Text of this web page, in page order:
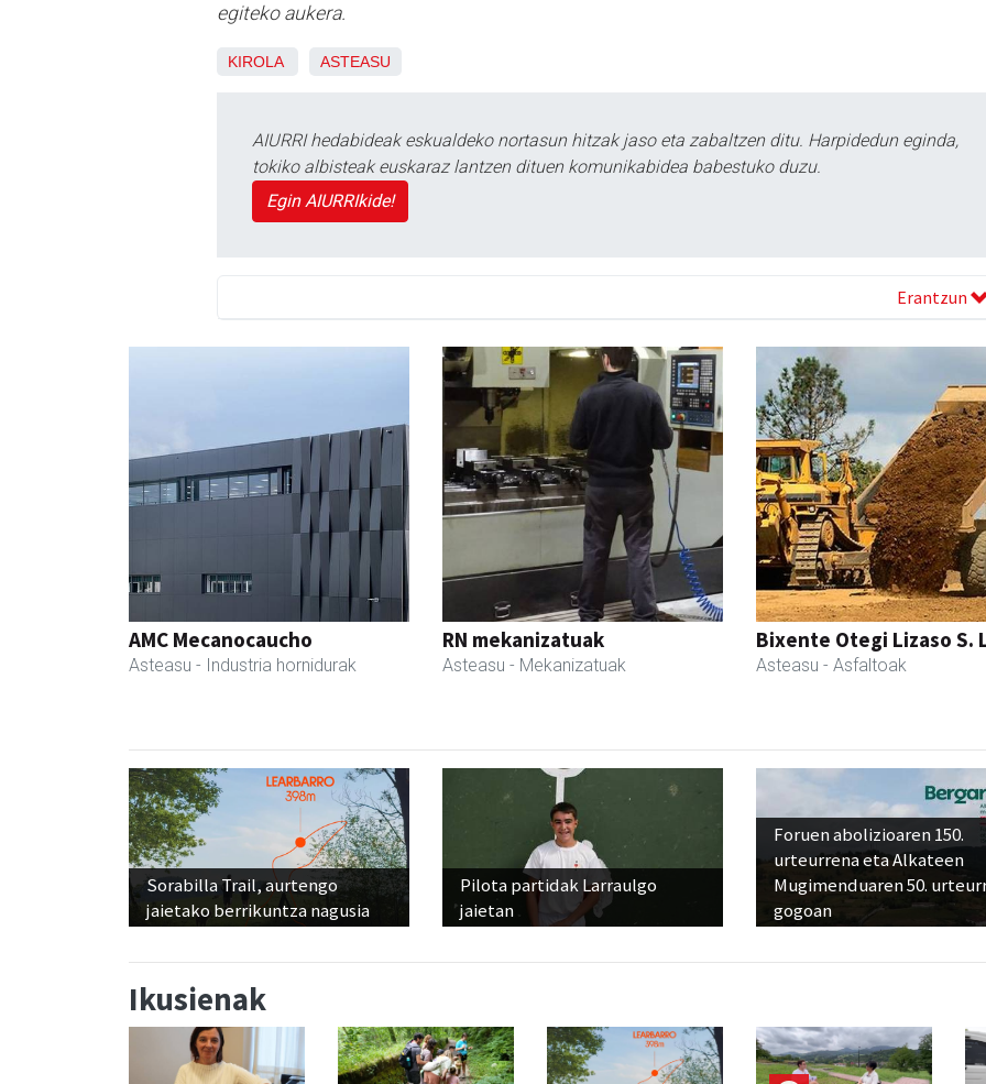
egiteko aukera.
KIROLA ASTEASU
AIURRI hedabideak eskualdeko nortasun hitzak jaso eta zabaltzen ditu. Harpidedun eginda,
tokiko albisteak euskaraz lantzen dituen komunikabidea babestuko duzu.
Egin AIURRIkide!
Erantzun
AMC Mecanocaucho
Asteasu - Industria hornidurak
RN mekanizatuak
Asteasu - Mekanizatuak
Bixente Otegi Lizaso S.
Asteasu - Asfaltoak
Sorabilla Trail, aurtengo
jaietako berrikuntza nagusia
Pilota partidak Larraulgo
jaietan
Foruen abolizioaren 150.
urteurrena eta Alkateen
Mugimenduaren 50.
gogoan
Ikusienak